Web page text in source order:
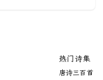
热门诗集
唐诗三百首